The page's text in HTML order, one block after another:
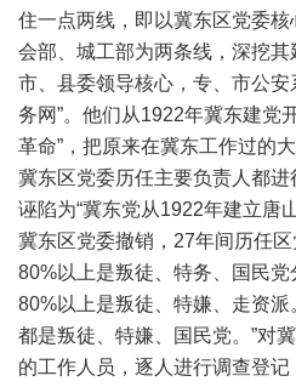
住一点两线，即以冀东区党委
会部、城工部为两条线，深挖
市、县委领导核心，专、市公安
务网”。他们从1922年冀东建党
革命”，把原来在冀东工作过的
冀东区党委历任主要负责人都进
诬陷为“冀东党从1922年建立唐
冀东区党委撤销，27年间历任
80%以上是叛徒、特务、国民党
80%以上是叛徒、特嫌、走资派
都是叛徒、特嫌、国民党。”对
的工作人员，逐人进行调查登